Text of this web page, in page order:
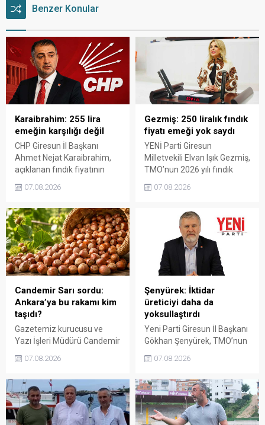
Benzer Konular
Karaibrahim: 255 lira
emeğin karşılığı değil
CHP Giresun İl Başkanı
Ahmet Nejat Karaibrahim,
açıklanan fındık fiyatının
karşısında yetersiz kaldığını
emeğinin korunmasını
istedi. Karaibrahim,
sürdürülebilir üretim için
fiyat politikasının yeniden
değerlendirilmesi gerektiğini
söyledi.
07.08.2026
Gezmiş: 250 liralık fındık
fiyatı emeği yok saydı
YENİ Parti Giresun
Milletvekili Elvan Işık Gezmiş,
TMO’nun 2026 yılı fındık
Açıklanan rakamın üreticinin
karşılamadığını belirten
Gezmiş, “Üreticiyi yok
sayanı, günü geldiğinde
üretici de yok sayacaktır”
dedi.
07.08.2026
Candemir Sarı sordu:
Ankara’ya bu rakamı kim
taşıdı?
Gazetemiz kurucusu ve
Yazı İşleri Müdürü Candemir
tartışmalarını köşesine
300 liraya ulaştığı bir
dönemde Ankara’ya 240
liralık fiyat teklifi
07.08.2026
Şenyürek: İktidar
üreticiyi daha da
yoksullaştırdı
Yeni Parti Giresun İl Başkanı
Gökhan Şenyürek, TMO’nun
açıkladığı 255 liralık fiyatı
nitelendirdi. Artışın yıllık
enflasyonun altında kaldığını
belirten Şenyürek, kararın
07.08.2026